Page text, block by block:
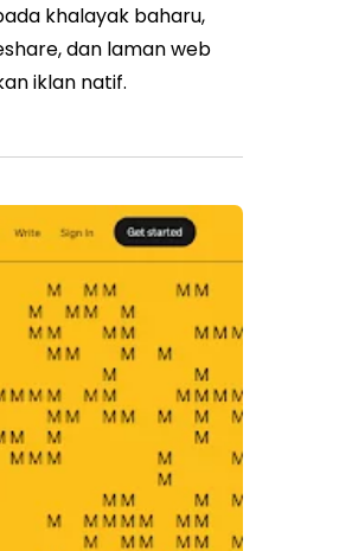
khalayak baharu,
dan laman web
iklan natif.